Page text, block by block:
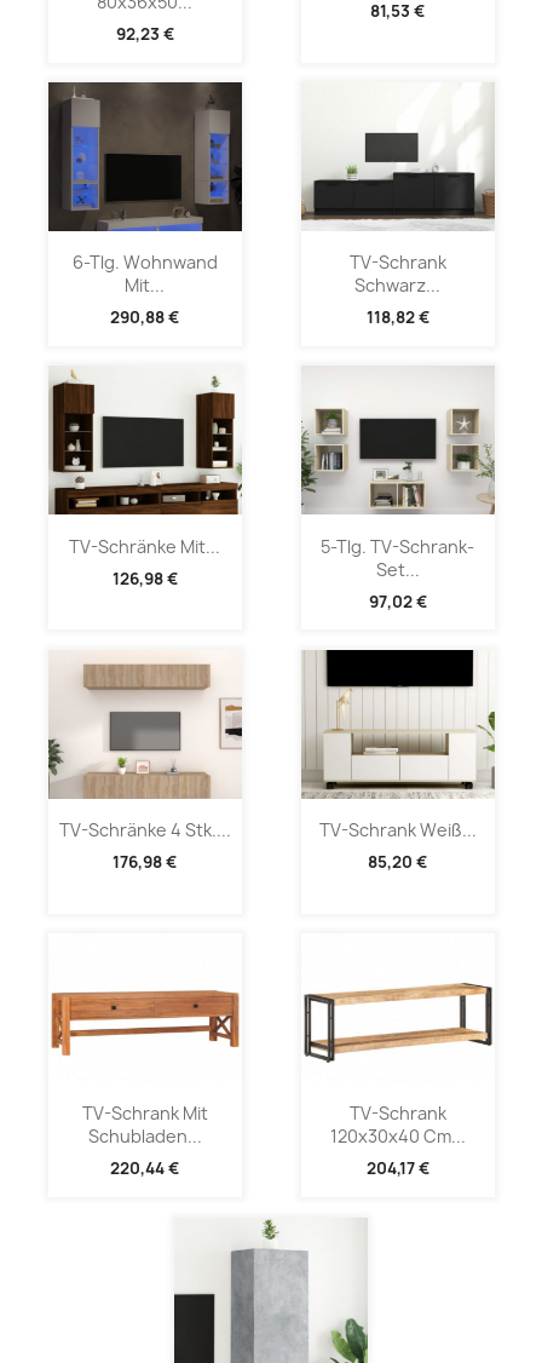
92,23 €
81,53 €
6-Tlg. Wohnwand
Mit...
290,88 €
TV-Schrank
Schwarz...
118,82 €
TV-Schränke Mit...
126,98 €
5-Tlg. TV-Schrank-
Set...
97,02 €
TV-Schränke 4 Stk....
176,98 €
TV-Schrank Weiß...
85,20 €
TV-Schrank Mit
Schubladen...
220,44 €
TV-Schrank
120x30x40 Cm...
204,17 €